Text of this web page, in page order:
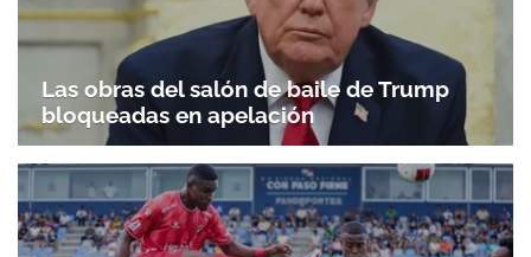
Las obras del salón de baile de Trump
bloqueadas en apelación